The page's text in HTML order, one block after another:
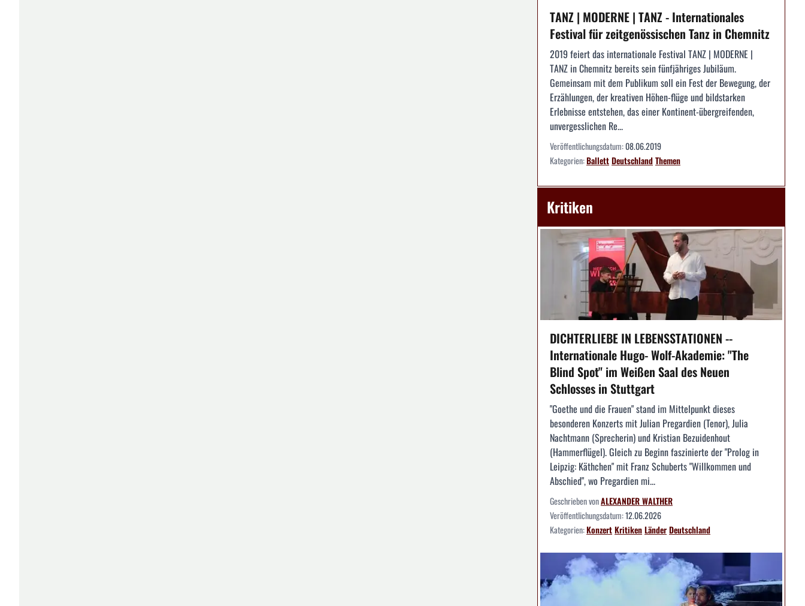
TANZ | MODERNE | TANZ - Internationales
Festival für zeitgenössischen Tanz in Chemnitz
2019 feiert das internationale Festival TANZ | MODERNE |
TANZ in Chemnitz bereits sein fünfjähriges Jubiläum.
Gemeinsam mit dem Publikum soll ein Fest der Bewegung, der
Erzählungen, der kreativen Höhen-flüge und bildstarken
Erlebnisse entstehen, das einer Kontinent-übergreifenden,
unvergesslichen Re...
Veröffentlichungsdatum:08.06.2019
Kategorien:BallettDeutschlandThemen
Kritiken
DICHTERLIEBE IN LEBENSSTATIONEN --
Internationale Hugo- Wolf-Akademie: "The
Blind Spot" im Weißen Saal des Neuen
Schlosses in Stuttgart
"Goethe und die Frauen" stand im Mittelpunkt dieses
besonderen Konzerts mit Julian Pregardien (Tenor), Julia
Nachtmann (Sprecherin) und Kristian Bezuidenhout
(Hammerflügel). Gleich zu Beginn faszinierte der "Prolog in
Leipzig: Käthchen" mit Franz Schuberts "Willkommen und
Abschied", wo Pregardien mi...
Geschrieben vonALEXANDER WALTHER
Veröffentlichungsdatum:12.06.2026
Kategorien:KonzertKritikenLänderDeutschland